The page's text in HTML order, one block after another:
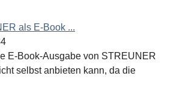
als E-Book ...
E-Book-Ausgabe von STREUNER
selbst anbieten kann, da die